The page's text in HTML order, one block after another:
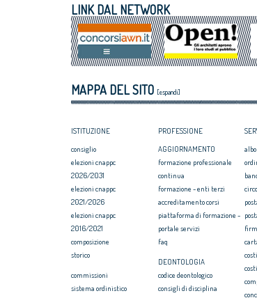
luglio 2018
VIII Congresso CNAPPC 2018. Domenica 1
luglio 2018
LINK DAL NETWORK
MAPPA DEL SITO [espandi]
ISTITUZIONE
consiglio
elezioni cnappc
2026/2031
elezioni cnappc
2021/2026
elezioni cnappc
2016/2021
composizione
storico
commissioni
sistema ordinistico
PROFESSIONE
AGGIORNAMENTO
formazione professionale
continua
formazione - enti terzi
accreditamento corsi
piattaforma di formazione -
portale servizi
faq
DEONTOLOGIA
codice deontologico
consigli di disciplina